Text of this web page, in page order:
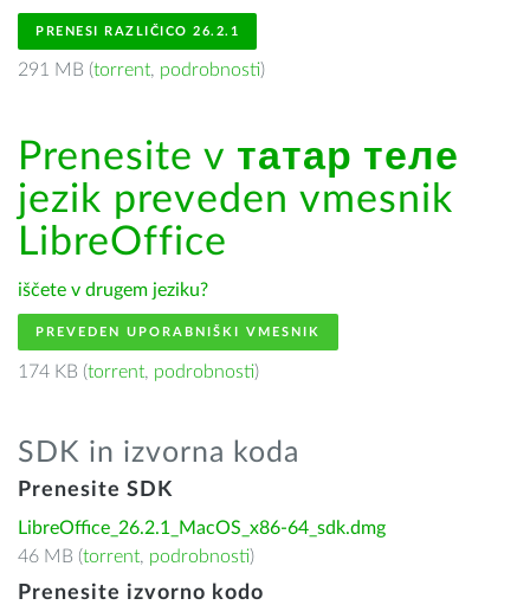
PRENESI RAZLIČICO 26.2.1
291 MB (torrent, podrobnosti)
Prenesite v татар теле
jezik preveden vmesnik
LibreOffice
iščete v drugem jeziku?
PREVEDEN UPORABNIŠKI VMESNIK
174 KB (torrent, podrobnosti)
SDK in izvorna koda
Prenesite SDK
LibreOffice_26.2.1_MacOS_x86-64_sdk.dmg
46 MB (torrent, podrobnosti)
Prenesite izvorno kodo